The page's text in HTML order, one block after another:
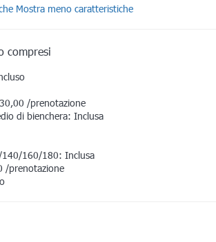
Mostra meno caratteristiche
compresi
/prenotazione
di bienchera: Inclusa
140/160/180: Inclusa
/prenotazione